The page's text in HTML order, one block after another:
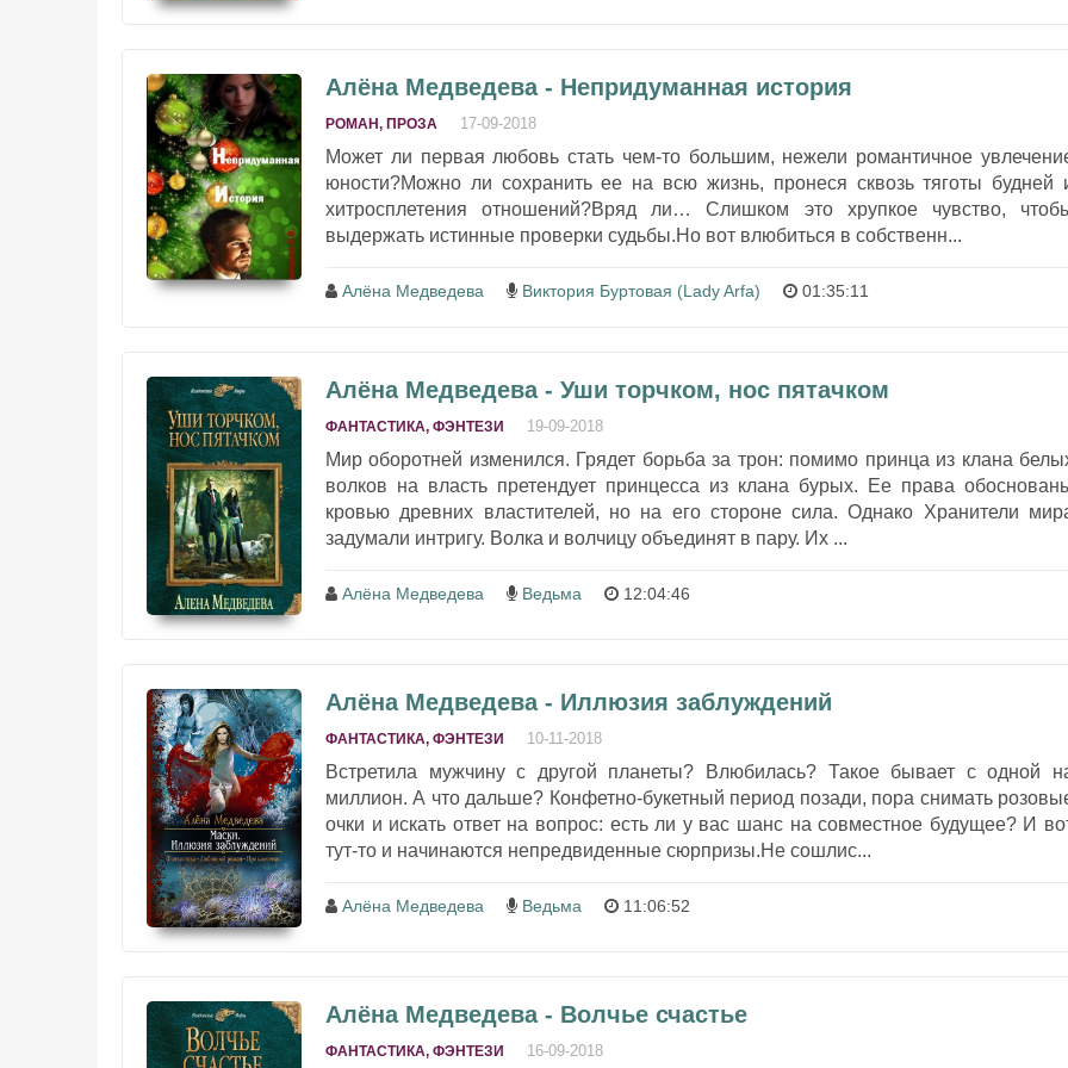
Алёна Медведева - Непридуманная история
РОМАН, ПРОЗА 17-09-2018
Может ли первая любовь стать чем-то большим, нежели романтичное
юности?Можно ли сохранить ее на всю жизнь, пронеся сквозь тяготы будней
хитросплетения отношений?Вряд ли… Слишком это хрупкое чувство,
выдержать истинные проверки судьбы.Но вот влюбиться в собственн...
Алёна Медведева Виктория Буртовая (Lady Arfa) 01:35:11
Алёна Медведева - Уши торчком, нос пятачком
ФАНТАСТИКА, ФЭНТЕЗИ 19-09-2018
Мир оборотней изменился. Грядет борьба за трон: помимо принца из клана
волков на власть претендует принцесса из клана бурых. Ее права
кровью древних властителей, но на его стороне сила. Однако Хранители
задумали интригу. Волка и волчицу объединят в пару. Их ...
Алёна Медведева Ведьма 12:04:46
Алёна Медведева - Иллюзия заблуждений
ФАНТАСТИКА, ФЭНТЕЗИ 10-11-2018
Встретила мужчину с другой планеты? Влюбилась? Такое бывает с одной
миллион. А что дальше? Конфетно-букетный период позади, пора снимать
очки и искать ответ на вопрос: есть ли у вас шанс на совместное будущее? И
тут-то и начинаются непредвиденные сюрпризы.Не сошлис...
Алёна Медведева Ведьма 11:06:52
Алёна Медведева - Волчье счастье
ФАНТАСТИКА, ФЭНТЕЗИ 16-09-2018